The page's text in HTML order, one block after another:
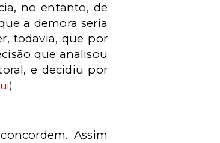
no entanto, de
a demora seria
todavia, que por
que analisou
e decidiu por
)
Assim